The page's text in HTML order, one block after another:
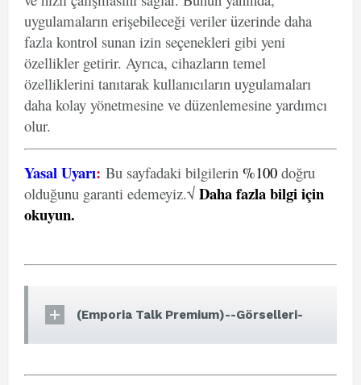
uygulamaların erişebileceği veriler üzerinde daha
fazla kontrol sunan izin seçenekleri gibi yeni
özellikler getirir. Ayrıca, cihazların temel
özelliklerini tanıtarak kullanıcıların uygulamaları
daha kolay yönetmesine ve düzenlemesine yardımcı
olur.
Yasal Uyarı: Bu sayfadaki bilgilerin %100 doğru
olduğunu garanti edemeyiz.√ Daha fazla bilgi için
okuyun.
(Emporia Talk Premium)--Görselleri-